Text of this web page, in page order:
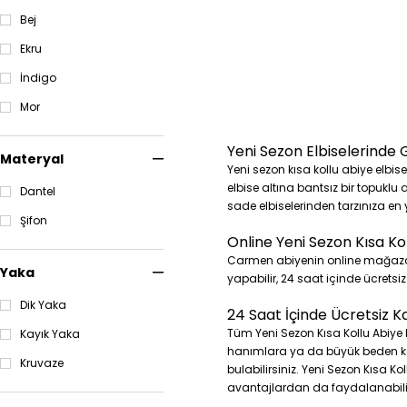
Yeni Sezon 44 Beden
Abiye Elbise Modelleri
Abiye Elbise Modelleri
Abiye Elbise Modelleri
Abiye Elbise Modelleri
Yeni Sezon 52 Beden
Abiye Elbise Modelleri
Yeni Sezon 54 Beden
Abiye Elbise Modelleri
Yeni Sezon 56 Beden
Abiye Elbise Modelleri
Yeni Sezon 58 Beden
Yeni Sezon 60 Beden
Yeni Sezon Mini Abiye
Yeni Sezon Kısa Abiye
Yeni Sezon Midi Abiye
Bej
Ekru
İndigo
Mor
Materyal
Dantel
Şifon
Yaka
Dik Yaka
Kayık Yaka
Kruvaze
Yeni Sezon Elbiselerinde
Yeni sezon kısa kollu abiye
elbise altına bantsız bir topuklu
sade elbiselerinden tarzınıza
Online Yeni Sezon Kısa
Carmen abiyenin online
yapabilir, 24 saat içinde
24 Saat İçinde Ücretsiz
Tüm Yeni Sezon Kısa Kollu
hanımlara ya da büyük beden
bulabilirsiniz. Yeni Sezon Kısa
avantajlardan da